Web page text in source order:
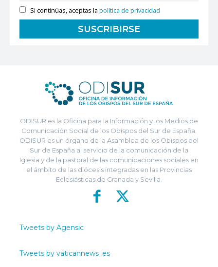
Si continúas, aceptas lapolítica de privacidad
ODISUR es la Oficina para la Información y los Medios de
Comunicación Social de los Obispos del Sur de España.
ODISUR es un órgano de la Asamblea de los Obispos del
Sur de España al servicio de la comunicación de la
Iglesia y de la pastoral de las comunicaciones sociales en
el ámbito de las diócesis integradas en las Provincias
Eclesiásticas de Granada y Sevilla.
Tweets by Agensic
Tweets by vaticannews_es